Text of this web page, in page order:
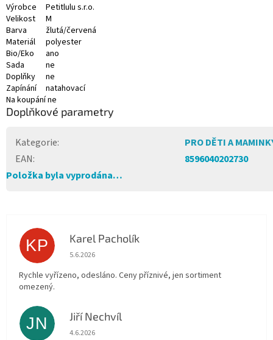
Výrobce
Petitlulu s.r.o.
Velikost
M
Barva
žlutá/červená
Materiál
polyester
Bio/Eko
ano
Sada
ne
Doplňky
ne
Zapínání
natahovací
Na koupáníne
Doplňkové parametry
Kategorie:
PRO DĚTI A
EAN:
8596040202730
Položka byla vyprodána…
KP Karel Pacholík
Hodnocení obchodu je 4 z 5 hvězdiček.
5.6.2026
Rychle vyřízeno, odesláno. Ceny příznivé, jen sortiment
omezený.
JN Jiří Nechvíl
Hodnocení obchodu je 5 z 5 hvězdiček.
4.6.2026